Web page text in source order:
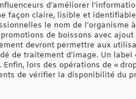
d’améliorer
façon claire, lisible et
le nom de l’organisme
de boissons avec
devront permettre aux
de traitement d’image. Un
lors des opérations de «
de vérifier la disponibilité du